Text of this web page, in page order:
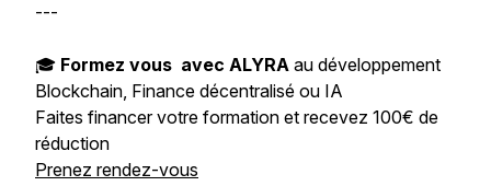
---
🎓 Formez vous avec ALYRA au développement
Blockchain, Finance décentralisé ou IA
Faites financer votre formation et recevez 100€ de
réduction
Prenez rendez-vous